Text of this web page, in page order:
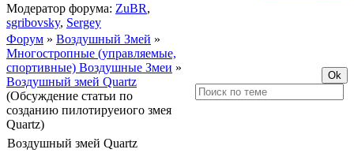
Модератор форума: ZuBR,
sgribovsky, Sergey
Форум » Воздушный Змей »
Многостропные (управляемые,
спортивные) Воздушные Змеи »
Воздушный змей Quartz
(Обсуждение статьи по
созданию пилотируеиого змея
Quartz)
Воздушный змей Quartz